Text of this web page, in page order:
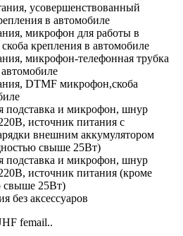
усовершенствованный
в автомобиле
микрофон для работы в
крепления в автомобиле
микрофон-телефонная трубка
DTMF микрофон,скоба
подставка и микрофон, шнур
источник питания с
внешним аккумулятором
свыше 25Вт)
подставка и микрофон, шнур
источник питания (кроме
свыше 25Вт)
без аксессуаров
femail..